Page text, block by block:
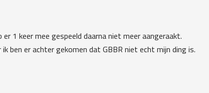
1 keer mee gespeeld daarna niet meer aangeraakt.
ben er achter gekomen dat GBBR niet echt mijn ding is.